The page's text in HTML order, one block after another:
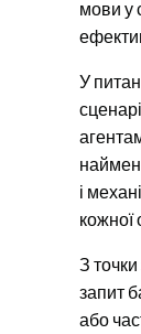
мови у
У
і
кожної
З
запит
або